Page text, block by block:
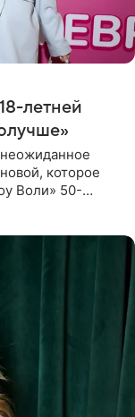
летней
которое
Воли» 50-